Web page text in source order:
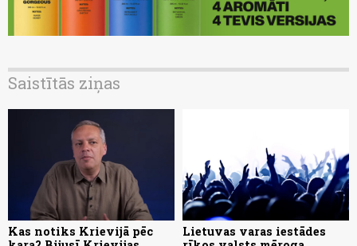
Saistītās ziņas
Kas notiks Krievijā pēc
Lietuvas varas iestādes